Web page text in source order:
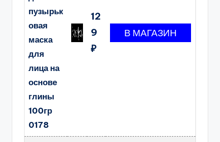
пузырьк
овая
маска
для
лица на
основе
глины
100гр
0178
12
9
₽